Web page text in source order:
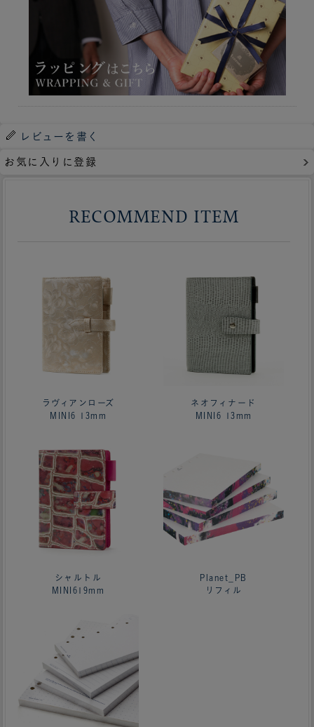
レビューを書く
お気に入りに登録
RECOMMEND ITEM
ラヴィアンローズ
MINI6 13mm
ネオフィナード
MINI6 13mm
シャルトル
MINI619mm
Planet_PB
リフィル